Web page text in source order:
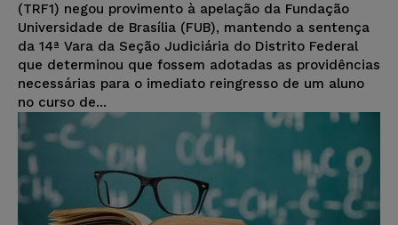
(TRF1) negou provimento à apelação da Fundação
Universidade de Brasília (FUB), mantendo a sentença
da 14ª Vara da Seção Judiciária do Distrito Federal
que determinou que fossem adotadas as providências
necessárias para o imediato reingresso de um aluno
no curso de...